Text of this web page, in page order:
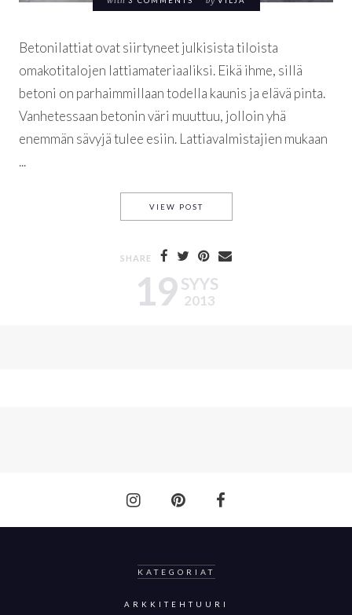
Betonilattiat ovat siirtyneet julkisista tiloista
omakotitalojen lattiamateriaaliksi. Eikä ihme, sillä
betoni on parhaimmillaan todella kaunis ja elävä pinta.
Vanhetessaan betonin väri muuttuu, jolloin yhä
enemmän sävyjä tulee esiin. Lattiavalmistajien mukaan
...
19 SYYS
2013
VIEW POSTKARHEANKAUNIS BETONI
SHARE
KATEGORIAT
ARKKITEHTUURI